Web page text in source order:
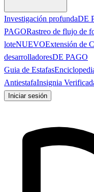
Investigación profundaDE
PAGORastreo de flujo de
loteNUEVOExtensión de
desarrolladoresDE PAGO
Guia de Estafas
AntiestafaInsignia
Iniciar sesión